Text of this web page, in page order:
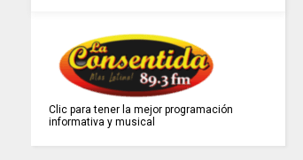
Clic para tener la mejor programación
informativa y musical